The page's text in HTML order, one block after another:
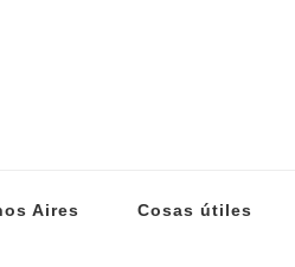
Aires Cosas útiles